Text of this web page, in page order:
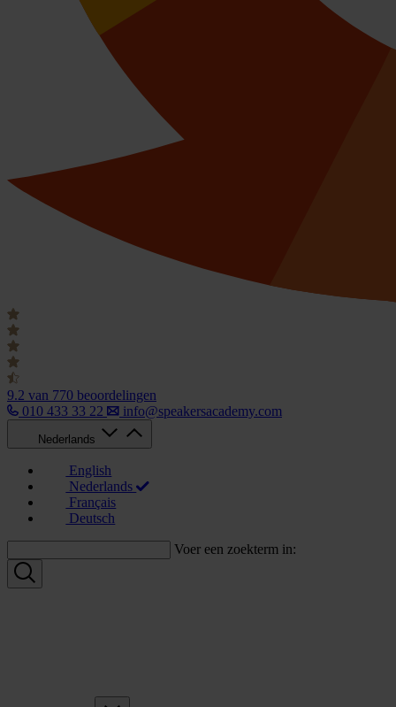
9.2 van 770 beoordelingen
010 433 33 22
info@speakersacademy.com
Nederlands
English
Nederlands
Français
Deutsch
Voer een zoekterm in: